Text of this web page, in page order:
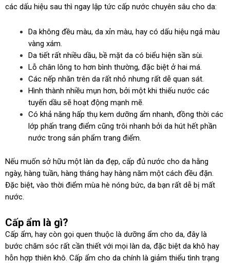
các dấu hiệu sau thì ngay lập tức cấp nước chuyên sâu cho da:
Da không đều màu, da xỉn màu, hay có dấu hiệu ngả màu
vàng xám.
Da tiết rất nhiều dầu, bề mặt da có biểu hiện sần sùi.
Lỗ chân lông to hơn bình thường, đặc biệt ở hai má.
Các nếp nhăn trên da rất nhỏ nhưng rất dễ quan sát.
Hình thành nhiều mụn hơn, bởi một khi thiếu nước các
tuyến dầu sẽ hoạt động mạnh mẽ.
Có khả năng hấp thụ kem dưỡng ẩm nhanh, đồng thời các
lớp phấn trang điểm cũng trôi nhanh bởi da hút hết phần
nước trong sản phẩm trang điểm.
Nếu muốn sở hữu một làn da đẹp, cấp đủ nước cho da hằng
ngày, hàng tuần, hàng tháng hay hàng năm một cách đều đặn.
Đặc biệt, vào thời điểm mùa hè nóng bức, da bạn rất dễ bị mất
nước.
Cấp ẩm là gì?
Cấp ẩm, hay còn gọi quen thuộc là dưỡng ẩm cho da, đây là
bước chăm sóc rất cần thiết với mọi làn da, đặc biệt da khô hay
hỗn hợp thiên khô. Cấp ẩm cho da chính là giảm thiểu tình trạng